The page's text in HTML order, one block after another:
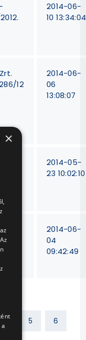
2014-06-
10 13:34:04
12
2014-06-
06
13:08:07
2014-05-
23 10:02:10
2014-06-
04
09:42:49
4 5 6
×